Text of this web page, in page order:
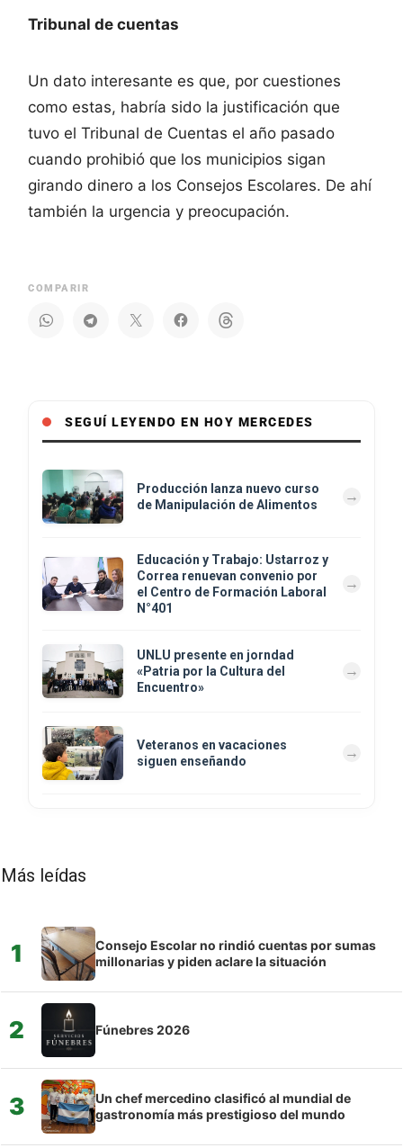
Tribunal de cuentas
Un dato interesante es que, por cuestiones
como estas, habría sido la justificación que
tuvo el Tribunal de Cuentas el año pasado
cuando prohibió que los municipios sigan
girando dinero a los Consejos Escolares. De ahí
también la urgencia y preocupación.
COMPARIR
SEGUÍ LEYENDO EN HOY MERCEDES
Producción lanza nuevo curso
de Manipulación de Alimentos
Educación y Trabajo: Ustarroz y
Correa renuevan convenio por
el Centro de Formación Laboral
N°401
UNLU presente en jorndad
«Patria por la Cultura del
Encuentro»
Veteranos en vacaciones
siguen enseñando
Más leídas
1
Consejo Escolar no rindió cuentas por sumas
millonarias y piden aclare la situación
2 Fúnebres 2026
3
Un chef mercedino clasificó al mundial de
gastronomía más prestigioso del mundo